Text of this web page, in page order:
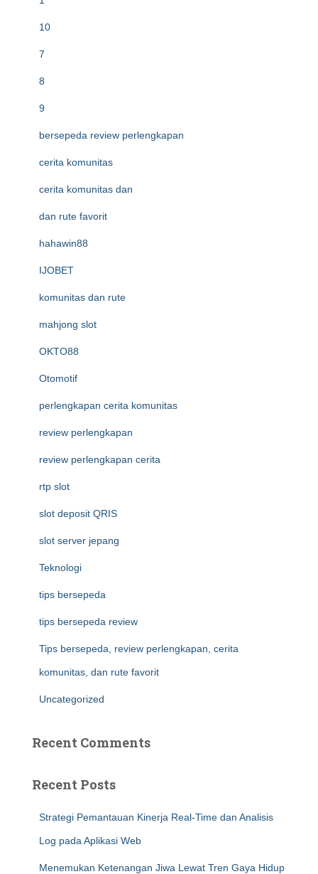
10
7
8
9
bersepeda review perlengkapan
cerita komunitas
cerita komunitas dan
dan rute favorit
hahawin88
IJOBET
komunitas dan rute
mahjong slot
OKTO88
Otomotif
perlengkapan cerita komunitas
review perlengkapan
review perlengkapan cerita
rtp slot
slot deposit QRIS
slot server jepang
Teknologi
tips bersepeda
tips bersepeda review
Tips bersepeda, review perlengkapan, cerita
komunitas, dan rute favorit
Uncategorized
Recent Comments
Recent Posts
Strategi Pemantauan Kinerja Real-Time dan Analisis
Log pada Aplikasi Web
Menemukan Ketenangan Jiwa Lewat Tren Gaya Hidup